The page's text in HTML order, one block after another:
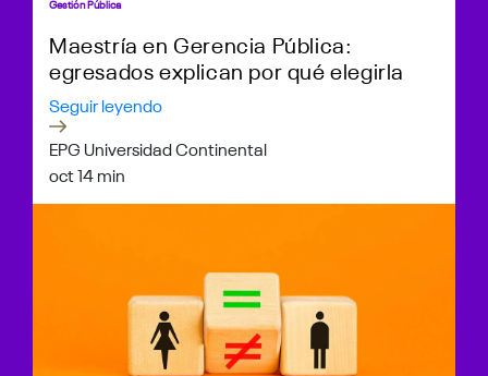
Gestión Pública
Maestría en Gerencia Pública:
egresados explican por qué elegirla
Seguir leyendo
EPG Universidad Continental
oct 14 min